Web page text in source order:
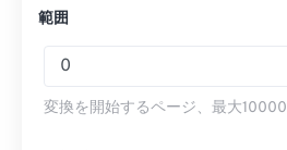
範囲
変換を開始するページ、最大10000